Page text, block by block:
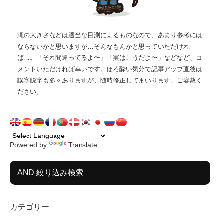
滝の大きさなどは適当な目測によるものなので、あまり参考には
ならないかと思いますが…そんなもんかと思っていただけれ
ば…。「それ間違ってるよ〜」「実はこうだよ〜」などなど、コ
メントいただければ幸いです。ほろ酔い気分で記事アップ直後は
誤字脱字も多々ありますが、随時修正してまいります。ご容赦く
ださい。
Powered by Translate
AND 絞り込み検索
カテゴリー